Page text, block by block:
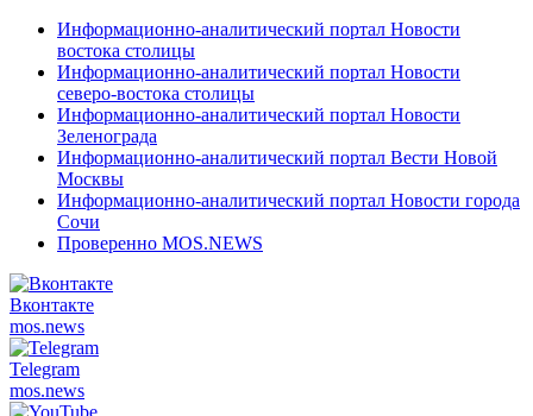
Информационно-аналитический портал Новости
востока столицы
Информационно-аналитический портал Новости
северо-востока столицы
Информационно-аналитический портал Новости
Зеленограда
Информационно-аналитический портал Вести Новой
Москвы
Информационно-аналитический портал Новости города
Сочи
Проверенно MOS.NEWS
Вконтакте
mos.news
Telegram
mos.news